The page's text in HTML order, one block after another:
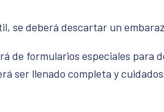
se deberá descartar un
de formularios especiales para
ser llenado completa y